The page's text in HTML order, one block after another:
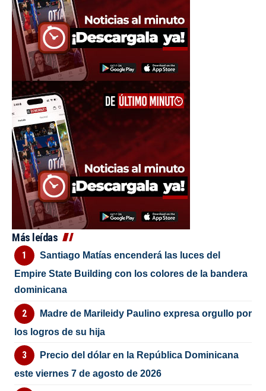
Más leídas
Santiago Matías encenderá las luces del
Empire State Building con los colores de la bandera
dominicana
Madre de Marileidy Paulino expresa orgullo por
los logros de su hija
Precio del dólar en la República Dominicana
este viernes 7 de agosto de 2026